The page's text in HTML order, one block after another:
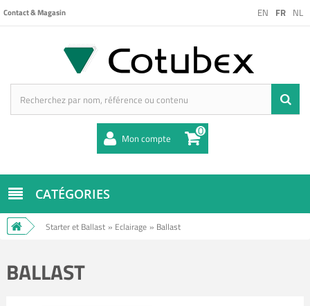
EN FR NL
Contact & Magasin
Mon compte 0
CATÉGORIES
Starter et Ballast » Eclairage » Ballast
BALLAST